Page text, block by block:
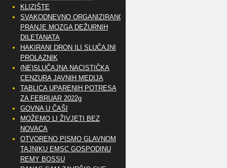
KLIZIŠTE
SVAKODNEVNO ORGANIZIRANO
PRANJE MOZGA DEŽURNIH
DILETANATA
HAKIRANI DRON ILI SLUČAJNI
PROLAZNIK
(NE)SLUČAJNA NACISTIČKA
CENZURA JAVNIH MEDIJA
TABLICA UPARENIH POTRESA
ZA FEBRUAR 2022g
GOVNA U ČAŠI
MOŽEMO LI ŽIVJETI BEZ
NOVACA
OTVORENO PISMO GLAVNOM
TAJNIKU EMSC GOSPODINU
REMY BOSSU